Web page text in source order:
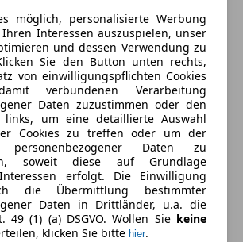
möglich, personalisierte Werbung
Interessen auszuspielen, unser
und dessen Verwendung zu
Sie den Button unten rechts,
von einwilligungspflichten Cookies
verbundenen Verarbeitung
Daten zuzustimmen oder den
links, um eine detaillierte Auswahl
Cookies zu treffen oder um der
personenbezogener Daten zu
soweit diese auf Grundlage
erfolgt. Die Einwilligung
die Übermittlung bestimmter
Daten in Drittländer, u.a. die
49 (1) (a) DSGVO. Wollen Sie keine
klicken Sie bitte hier.